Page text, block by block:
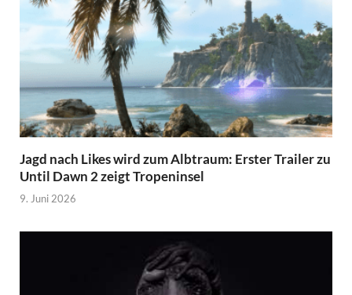
Jagd nach Likes wird zum Albtraum: Erster Trailer zu
Until Dawn 2 zeigt Tropeninsel
9. Juni 2026